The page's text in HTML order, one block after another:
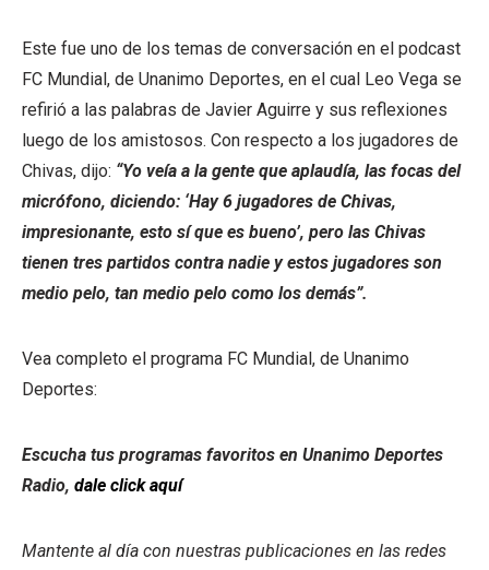
Este fue uno de los temas de conversación en el podcast
FC Mundial, de Unanimo Deportes, en el cual Leo Vega se
refirió a las palabras de Javier Aguirre y sus reflexiones
luego de los amistosos. Con respecto a los jugadores de
Chivas, dijo: “Yo veía a la gente que aplaudía, las focas del
micrófono, diciendo: ‘Hay 6 jugadores de Chivas,
impresionante, esto sí que es bueno’, pero las Chivas
tienen tres partidos contra nadie y estos jugadores son
medio pelo, tan medio pelo como los demás”.
Vea completo el programa FC Mundial, de Unanimo
Deportes:
Escucha tus programas favoritos en Unanimo Deportes
Radio, dale click aquí
Mantente al día con nuestras publicaciones en las redes